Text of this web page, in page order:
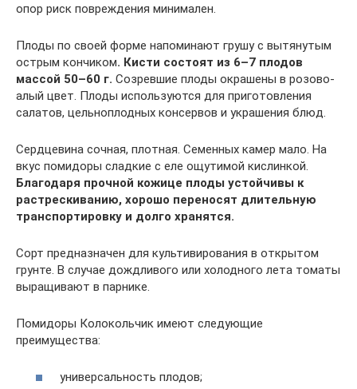
опор риск повреждения минимален.
Плоды по своей форме напоминают грушу с вытянутым
острым кончиком. Кисти состоят из 6–7 плодов
массой 50–60 г. Созревшие плоды окрашены в розово-
алый цвет. Плоды используются для приготовления
салатов, цельноплодных консервов и украшения блюд.
Сердцевина сочная, плотная. Семенных камер мало. На
вкус помидоры сладкие с еле ощутимой кислинкой.
Благодаря прочной кожице плоды устойчивы к
растрескиванию, хорошо переносят длительную
транспортировку и долго хранятся.
Сорт предназначен для культивирования в открытом
грунте. В случае дождливого или холодного лета томаты
выращивают в парнике.
Помидоры Колокольчик имеют следующие
преимущества:
универсальность плодов;